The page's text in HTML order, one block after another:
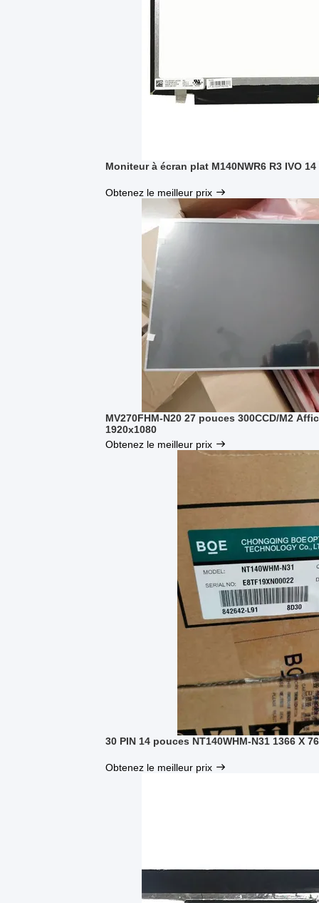
Moniteur à écran plat M140NWR6 R3 IVO
Obtenez le meilleur prix
MV270FHM-N20 27 pouces 300CCD/M2
1920x1080
Obtenez le meilleur prix
30 PIN 14 pouces NT140WHM-N31 1366 X
Obtenez le meilleur prix